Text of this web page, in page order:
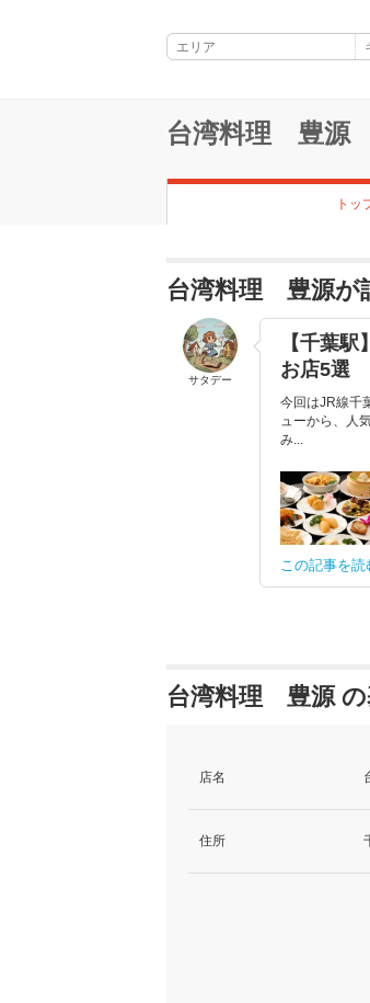
台湾料理 豊源
トッ
台湾料理 豊源が
サタデー
【千葉
お店5選
今回はJR線千
ューから、人
み...
この記事を読
台湾料理 豊源 の
店名
住所